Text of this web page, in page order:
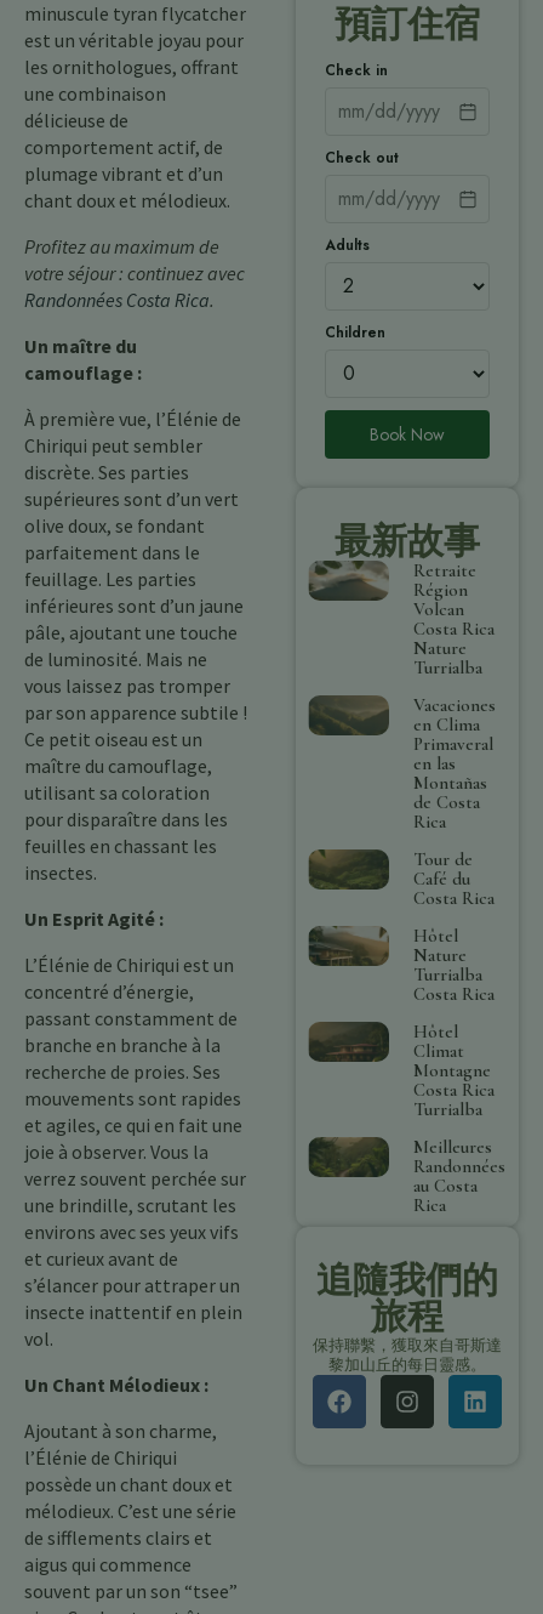
minuscule tyran flycatcher
est un véritable joyau pour
les ornithologues, offrant
une combinaison
délicieuse de
comportement actif, de
plumage vibrant et d’un
chant doux et mélodieux.
Profitez au maximum de
votre séjour : continuez avec
Randonnées Costa Rica.
Un maître du
camouflage :
À première vue, l’Élénie de
Chiriqui peut sembler
discrète. Ses parties
supérieures sont d’un vert
olive doux, se fondant
parfaitement dans le
feuillage. Les parties
inférieures sont d’un jaune
pâle, ajoutant une touche
de luminosité. Mais ne
vous laissez pas tromper
par son apparence subtile !
Ce petit oiseau est un
maître du camouflage,
utilisant sa coloration
pour disparaître dans les
feuilles en chassant les
insectes.
Un Esprit Agité :
L’Élénie de Chiriqui est un
concentré d’énergie,
passant constamment de
branche en branche à la
recherche de proies. Ses
mouvements sont rapides
et agiles, ce qui en fait une
joie à observer. Vous la
verrez souvent perchée sur
une brindille, scrutant les
environs avec ses yeux vifs
et curieux avant de
s’élancer pour attraper un
insecte inattentif en plein
vol.
Un Chant Mélodieux :
Ajoutant à son charme,
l’Élénie de Chiriqui
possède un chant doux et
mélodieux. C’est une série
de sifflements clairs et
aigus qui commence
souvent par un son “tsee”
預訂住宿
Check in
Check out
Adults
Children
Book Now
最新故事
Retraite
Région
Volcan
Costa Rica
Nature
Turrialba
Vacaciones
en Clima
Primaveral
en las
Montañas
de Costa
Rica
Tour de
Café du
Costa Rica
Hôtel
Nature
Turrialba
Costa Rica
Hôtel
Climat
Montagne
Costa Rica
Turrialba
Meilleures
Randonnées
au Costa
Rica
追隨我們的
旅程
保持聯繫，獲取來自哥斯達
黎加山丘的每日靈感。